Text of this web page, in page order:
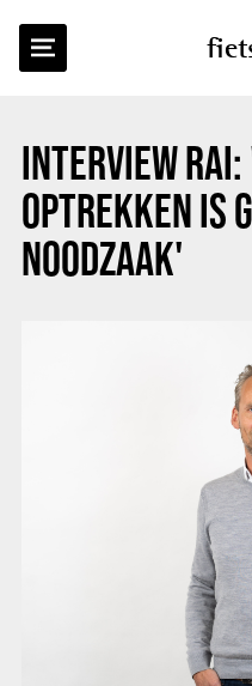
INTERVIEW
OPTREKKEN IS
NOODZAAK'
TERUG NAAR OVERZICHT